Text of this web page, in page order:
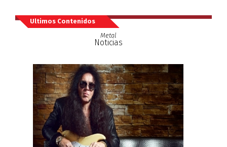
Ultimos Contenidos
Metal
Noticias